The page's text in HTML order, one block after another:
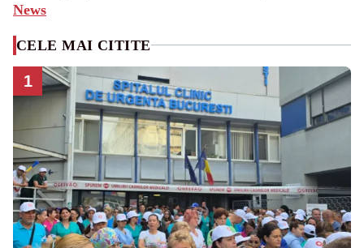
News
CELE MAI CITITE
1